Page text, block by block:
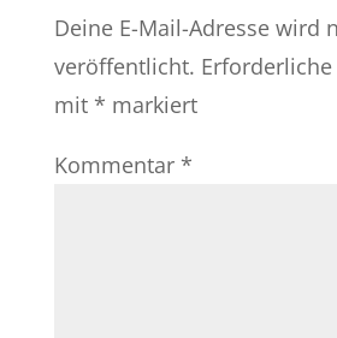
Deine E-Mail-Adresse wird
veröffentlicht.
mit * markiert
Kommentar *